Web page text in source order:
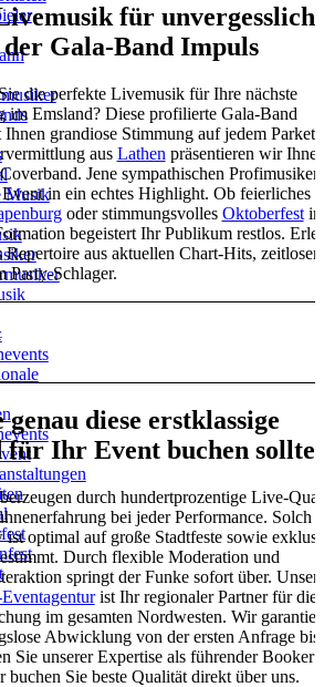
Musik
für
Gala-Band Impuls
die perfekte Livemusik für Ihre nächste
im Emsland? Diese profilierte Gala-Band
Ihnen grandiose Stimmung auf jedem
aus Lathen präsentieren wir
Jene sympathischen Profimusiker
in ein echtes Highlight. Ob feierliches
oder stimmungsvolles Oktoberfestin
begeistert Ihr Publikum restlos.
Repertoire aus aktuellen Chart-Hits, zeitlosen
Party-Schlager.
Kontakt
diese erstklassige
für Ihr Event buchen
durch hundertprozentige Live-
bei jeder Performance. Solch
ist optimal auf große Stadtfeste sowie
Durch flexible Moderation und
springt der Funke sofort über.
ist Ihr regionaler Partner für die
im gesamten Nordwesten. Wir
Abwicklung von der ersten Anfrage bis
Sie unserer Expertise als führender Booker
buchen Sie beste Qualität direkt über uns.